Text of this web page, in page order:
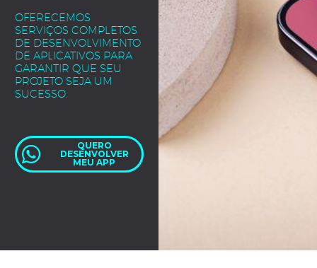
OFERECEMOS
SERVIÇOS COMPLETOS
DE DESENVOLVIMENTO
DE APLICATIVOS PARA
GARANTIR QUE SEU
PROJETO SEJA UM
SUCESSO.
QUERO
DESENVOLVER
MEU APP